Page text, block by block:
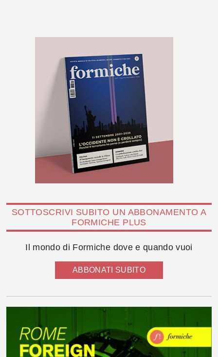
SOTTOSCRIVI SUBITO UN ABBONAMENTO A
FORMICHE PLUS
Il mondo di Formiche dove e quando vuoi
ABBONATI SUBITO